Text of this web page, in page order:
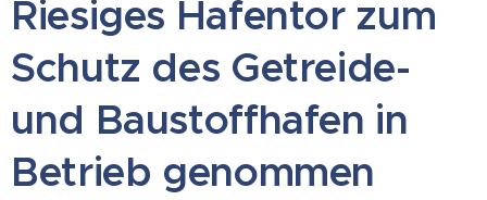
Riesiges Hafentor zum
Schutz des Getreide-
und Baustoffhafen in
Betrieb genommen